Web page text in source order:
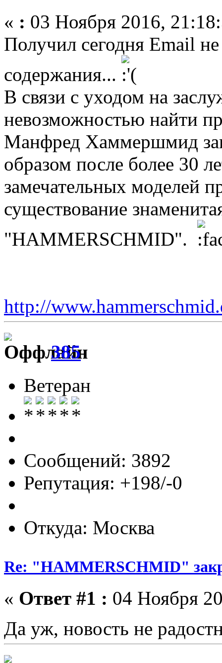
« : 03 Ноября 2016,
Получил сегодня Email
содержания...
В связи с уходом на
невозможностью найти
Манфред Хаммершмид
образом после более 30
замечательных моделей
существование
"HAMMERSCHMID".
http://
385
Ветеран
Сообщений: 3892
Репутация: +198/-0
Откуда: Москва
Re: "HAMMERSCHMID"
« Ответ #1 : 04 Ноября
Да уж, новость не